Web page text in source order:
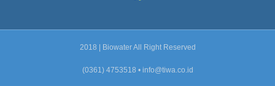
2018 | Biowater All Right Reserved
(0361) 4753518 • info@tiwa.co.id